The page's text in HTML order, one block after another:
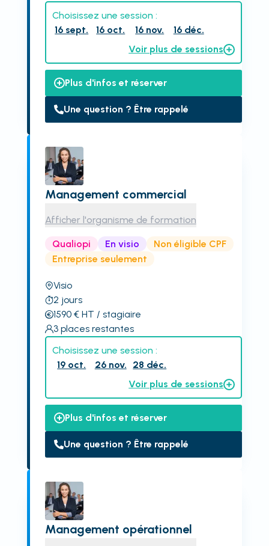
Choisissez une session :
16 sept.
16 oct. 16 nov.
16 déc.
Voir plus de sessions
Plus d'infos et réserver
Une question ? Être rappelé
Management commercial
Afficher l'organisme de formation
Qualiopi En visio
Non éligible CPF
Entreprise seulement
Visio
2 jours
1590€ HT / stagiaire
3 places restantes
Choisissez une session :
19 oct.
26 nov.
28 déc.
Voir plus de sessions
Plus d'infos et réserver
Une question ? Être rappelé
Management opérationnel